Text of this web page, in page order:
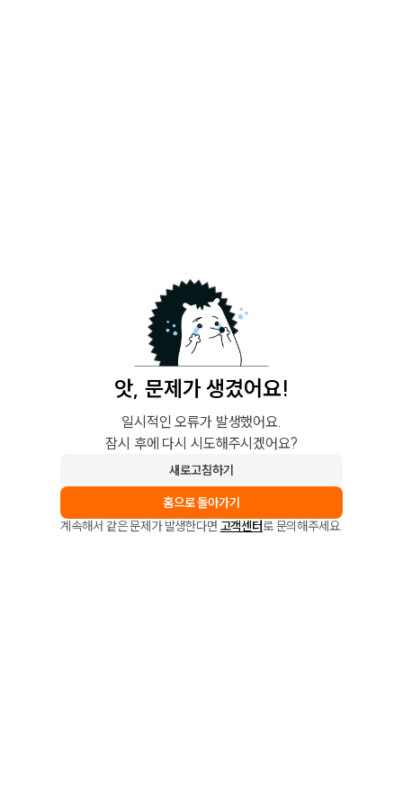
앗, 문제가 생겼어요!
일시적인 오류가 발생했어요.
잠시 후에 다시 시도해주시겠어요?
새로고침하기
홈으로 돌아가기
계속해서 같은 문제가 발생한다면 고객센터로 문의해주세요.